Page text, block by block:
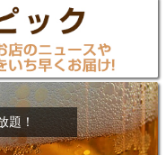
題！